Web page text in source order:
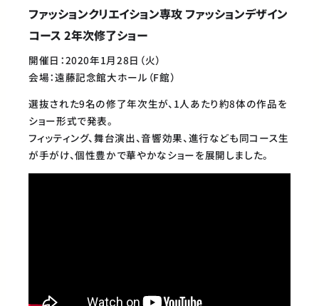
ファッションクリエイション専攻 ファッションデザイン
コース 2年次修了ショー
開催日：2020年1月28日（火）
会場：遠藤記念館大ホール（F館）
選抜された9名の修了年次生が、1人あたり約8体の作品を
ショー形式で発表。
フィッティング、舞台演出、音響効果、進行なども同コース生
が手がけ、個性豊かで華やかなショーを展開しました。